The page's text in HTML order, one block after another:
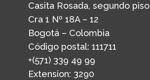
Casita Rosada, segundo piso
Cra 1 Nº 18A – 12
Bogotá – Colombia
Código postal: 111711
+(571) 339 49 99
Extension: 3290